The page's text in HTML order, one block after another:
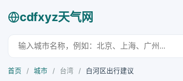
cdfxyz天气网
首页 / 城市 / 台湾 / 白河区出行建议